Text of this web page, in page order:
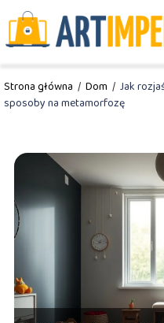
Strona główna / Dom / Jak
sposoby na metamorfozę